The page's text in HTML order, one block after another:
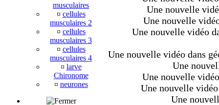
musculaires
¤ cellules
musculaires 2
¤ cellules
musculaires 3
¤ cellules
musculaires 4
¤ larve
Chironome
¤ neurones
Une nouvelle
Une nouvelle
Une nouvelle vidéo
Une nouvelle vidéo dans
Une
Une nouvelle
Une nouvelle
Une